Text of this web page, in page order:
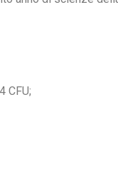
CFU;